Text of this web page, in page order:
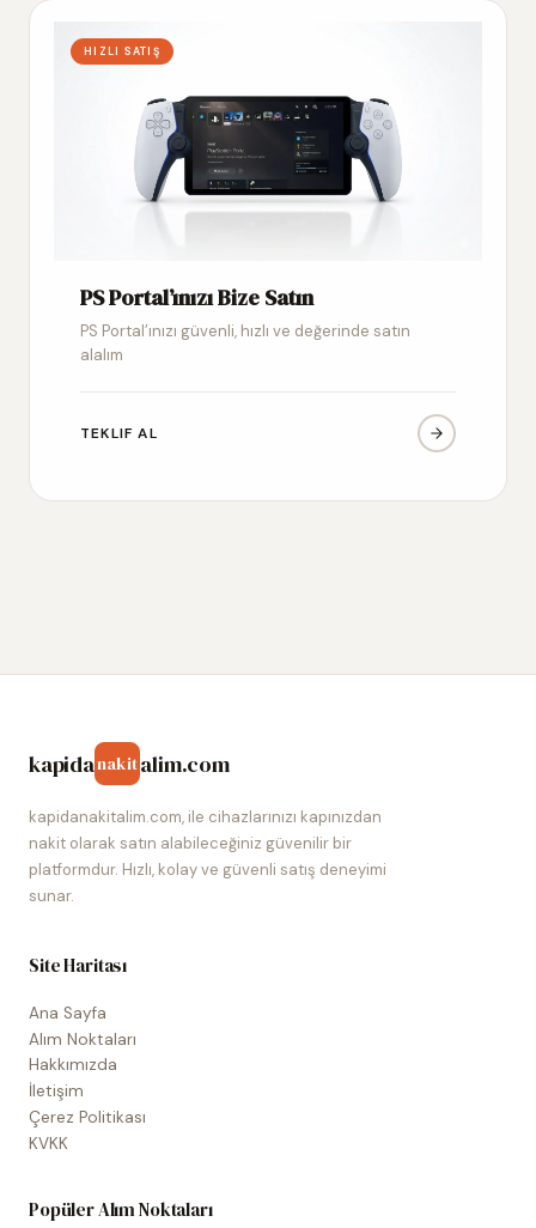
HIZLI SATIŞ
PS Portal’ınızı Bize Satın
PS Portal’ınızı güvenli, hızlı ve değerinde satın
alalım
TEKLIF AL
kapidanakitalim.com
kapidanakitalim.com, ile cihazlarınızı kapınızdan
nakit olarak satın alabileceğiniz güvenilir bir
platformdur. Hızlı, kolay ve güvenli satış deneyimi
sunar.
Site Haritası
Ana Sayfa
Alım Noktaları
Hakkımızda
İletişim
Çerez Politikası
KVKK
Popüler Alım Noktaları